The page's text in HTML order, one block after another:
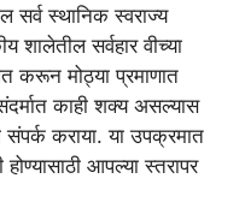
सर्व स्थानिक स्वराज्य
सर्वहार वीच्या
करून मोठ्या प्रमाणात
काही शक्य असल्यास
संपर्क कराया. या उपक्रमात
होण्यासाठी आपल्या स्तरापर